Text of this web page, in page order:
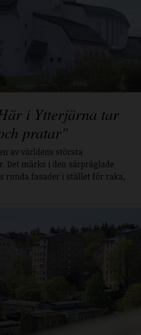
i Ytterjärna tar
pratar"
av världens största
Det märks i den särpräglade
runda fasader i stället för raka,